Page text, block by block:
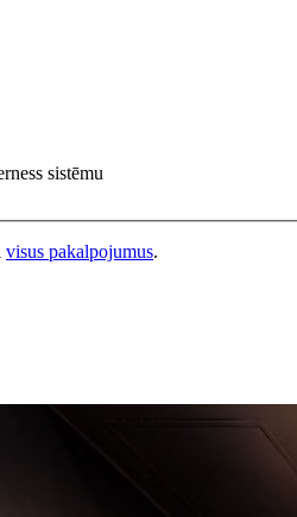
sistēmu
visus pakalpojumus.